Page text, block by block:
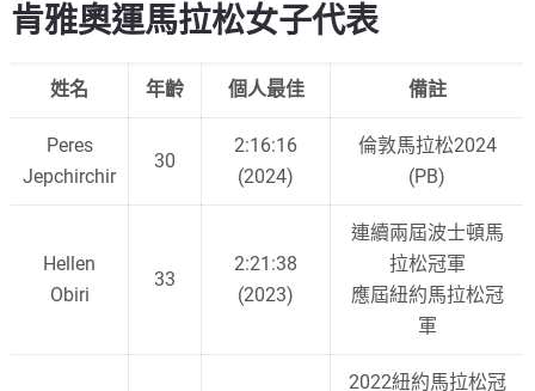
肯雅奧運馬拉松女子代表
姓名 年齡 個人最佳 備註
Peres
Jepchirchir
30
2:16:16
(2024)
倫敦馬拉松2024
(PB)
Hellen
Obiri
33
2:21:38
(2023)
連續兩屆波士頓馬
拉松冠軍
應屆紐約馬拉松冠
軍
2022紐約馬拉松冠